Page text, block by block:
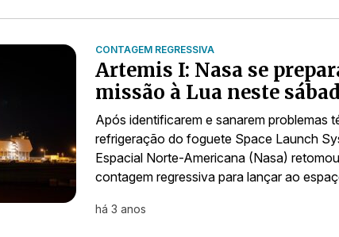
CONTAGEM REGRESSIVA
Artemis I: Nasa se
missão à Lua neste
Após identificarem e sanarem problemas
refrigeração do foguete Space Launch
Espacial Norte-Americana (Nasa)
contagem regressiva para lançar ao
há 3 anos